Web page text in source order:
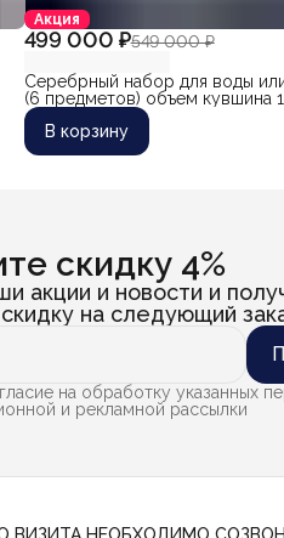
Акция
499 000 ₽549 000 ₽
Серебрный набор для воды
(6 предметов) объем кувшина
В корзину
скидку 4%
акции и новости и
на следующий
на обработку указанных
и рекламной рассылки